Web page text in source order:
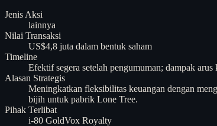
Jenis Aksi
lainnya
Nilai Transaksi
US$4,8 juta dalam bentuk saham
Timeline
Efektif segera setelah pengumuman; dampak
Alasan Strategis
Meningkatkan fleksibilitas keuangan dengan
bijih untuk pabrik Lone Tree.
Pihak Terlibat
i-80 GoldVox Royalty